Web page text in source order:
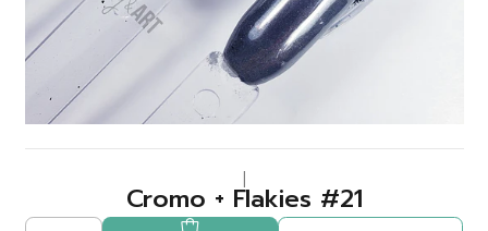
Cromo + Flakies #21